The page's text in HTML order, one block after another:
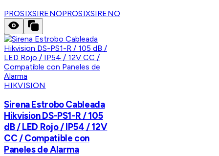
PROSIXSIRENOPROSIXSIRENO
HIKVISION
Sirena Estrobo Cableada
Hikvision DS-PS1-R / 105
dB / LED Rojo / IP54 / 12V
CC / Compatible con
Paneles de Alarma